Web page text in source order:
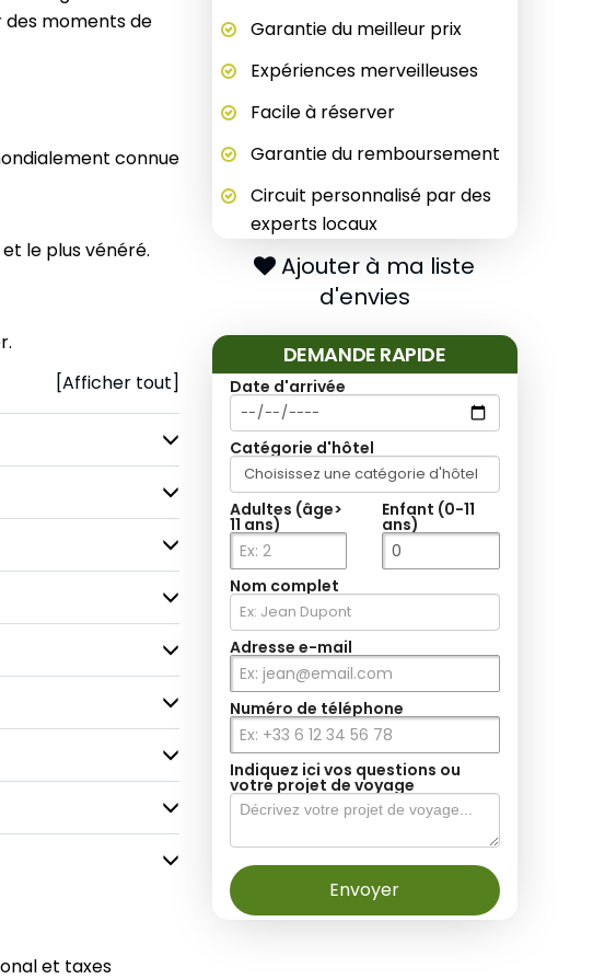
des moments de
connue
le plus vénéré.
[Afficher tout]
et taxes
Garantie du meilleur prix
Expériences merveilleuses
Facile à réserver
Garantie du remboursement
Circuit personnalisé par des
experts locaux
Ajouter à ma liste
d'envies
DEMANDE RAPIDE
Date d'arrivée
Catégorie d'hôtel
Adultes (âge>
11 ans)
Enfant (0-11
ans)
Nom complet
Adresse e-mail
Numéro de téléphone
Indiquez ici vos questions ou
votre projet de voyage
Envoyer